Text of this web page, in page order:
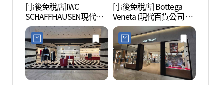
[事後免稅店]IWC
SCHAFFHAUSEN現代百
貨公司板橋店(IWC 샤프
하우젠 현대백화점 판교
점)
[事後免稅店] Bottega
Veneta (現代百貨公司 板
橋店)(보테가베네타 현대
백화점 판교점)